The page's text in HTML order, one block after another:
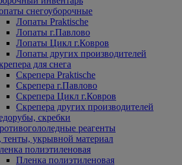
снегоуборочные
Лопаты Praktische
Лопаты г.Павлово
Лопаты Цикл г.Ковров
Лопаты других производителей
для снега
Скрепера Praktische
Скрепера г.Павлово
Скрепера Цикл г.Ковров
Скрепера других производителей
скребки
реагенты
тенты, укрывной материал
полиэтиленовая
Пленка полиэтиленовая